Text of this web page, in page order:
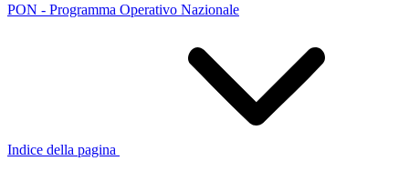
PON - Programma Operativo Nazionale
Indice della pagina